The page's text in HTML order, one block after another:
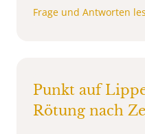
Frage und Antworten
Punkt auf
Rötung nach